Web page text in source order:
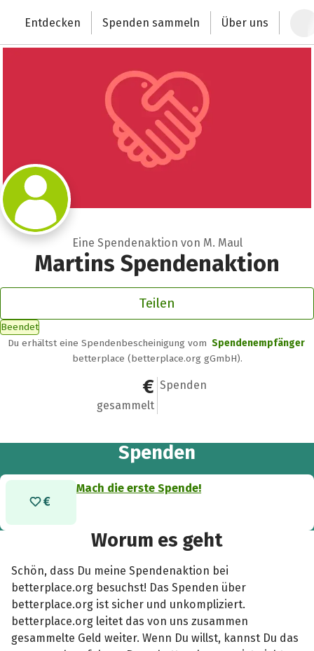
Deutschlands größte Spendenplattform
Entdecken Spenden sammeln Über uns
Eine Spendenaktion von M. Maul
Martins Spendenaktion
Teilen
Beendet
Du erhältst eine Spendenbescheinigung vom Spendenempfänger
betterplace (betterplace.org gGmbH).
0 €
gesammelt
0
Spenden
Spenden
Mach die erste Spende!
Worum es geht
Schön, dass Du meine Spendenaktion bei
betterplace.org besuchst! Das Spenden über
betterplace.org ist sicher und unkompliziert.
betterplace.org leitet das von uns zusammen
gesammelte Geld weiter. Wenn Du willst, kannst Du das